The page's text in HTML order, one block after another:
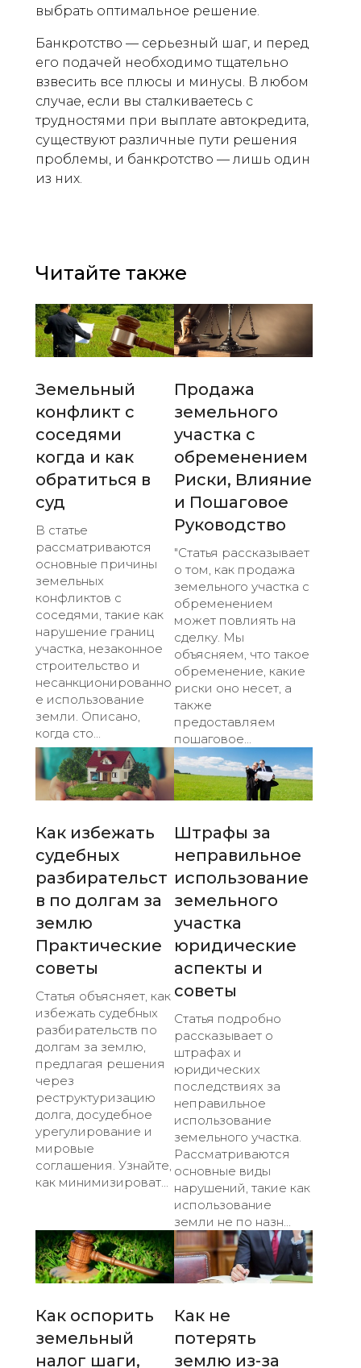
выбрать оптимальное решение.
Банкротство — серьезный шаг, и перед
его подачей необходимо тщательно
взвесить все плюсы и минусы. В любом
случае, если вы сталкиваетесь с
трудностями при выплате автокредита,
существуют различные пути решения
проблемы, и банкротство — лишь один
из них.
Читайте также
Земельный
конфликт с
соседями
когда и как
обратиться в
суд
В статье
рассматриваются
основные причины
земельных
конфликтов с
соседями, такие как
нарушение границ
участка, незаконное
строительство и
несанкционированно
е использование
земли. Описано,
когда сто...
Продажа
земельного
участка с
обременением
Риски, Влияние
и Пошаговое
Руководство
"Статья рассказывает
о том, как продажа
земельного участка с
обременением
может повлиять на
сделку. Мы
объясняем, что такое
обременение, какие
риски оно несет, а
также
предоставляем
пошаговое...
Как избежать
судебных
разбирательст
в по долгам за
землю
Практические
советы
Статья объясняет, как
избежать судебных
разбирательств по
долгам за землю,
предлагая решения
через
реструктуризацию
долга, досудебное
урегулирование и
мировые
соглашения. Узнайте,
как минимизироват...
Штрафы за
неправильное
использование
земельного
участка
юридические
аспекты и
советы
Статья подробно
рассказывает о
штрафах и
юридических
последствиях за
неправильное
использование
земельного участка.
Рассматриваются
основные виды
нарушений, такие как
использование
земли не по назн...
Как оспорить
земельный
налог шаги,
Как не
потерять
землю из-за